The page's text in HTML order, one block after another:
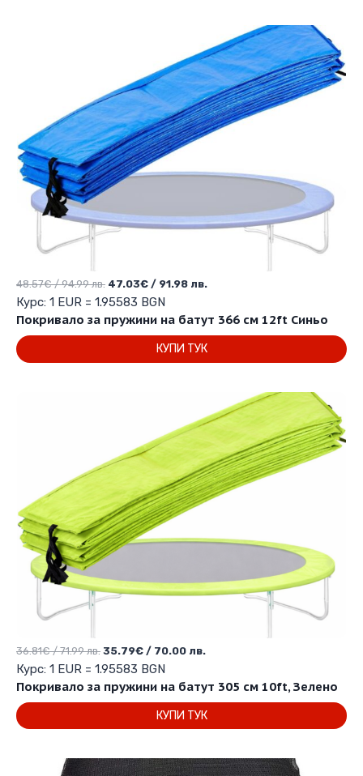
Покривало за пружини на батут 366 см 12ft Синьо
48.57€/ 94.99 лв. Original
price
was:
94.99 лв..
47.03€ / 91.98 лв.Текущата
е:
/
91.98 лв..
Курс: 1 EUR = 1.95583 BGN
КУПИ ТУК
Покривало за пружини на батут 305 см 10ft, Зелено
36.81€/ 71.99 лв. Original
price
was:
71.99 лв..
35.79€ / 70.00 лв.Текущата
е:
/
70.00 лв..
Курс: 1 EUR = 1.95583 BGN
КУПИ ТУК